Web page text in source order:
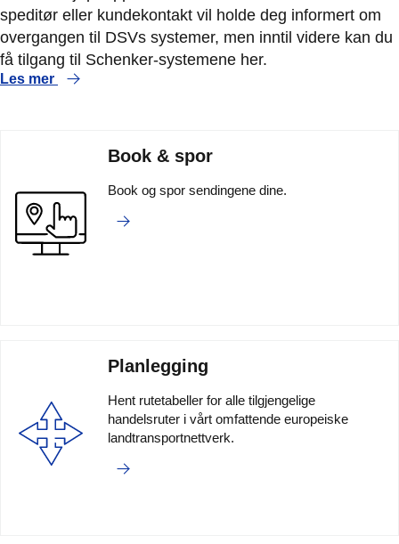
speditør eller kundekontakt vil holde deg informert om
overgangen til DSVs systemer, men inntil videre kan du
få tilgang til Schenker-systemene her.
Les mer
Book & spor
Book og spor sendingene dine.
Planlegging
Hent rutetabeller for alle tilgjengelige
handelsruter i vårt omfattende europeiske
landtransportnettverk.